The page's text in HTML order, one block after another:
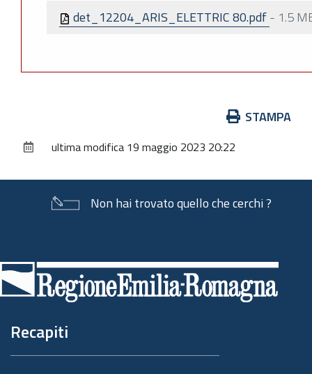
det_12204_ARIS_ELETTRIC 80.pdf- 1.5
documento
STAMPA
ultima modifica 19 maggio 2023 20:22
Non hai trovato quello che cerchi ?
di
pagina
Recapiti